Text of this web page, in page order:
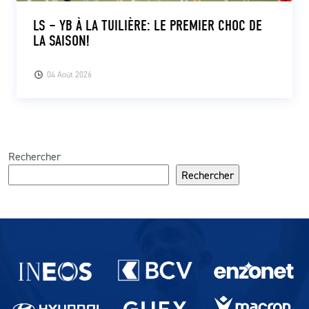
04 Août 2026
LS – YB À LA TUILIÈRE: LE PREMIER CHOC DE
LA SAISON!
Rechercher
Rechercher
Partenaires du lausanne-Sport